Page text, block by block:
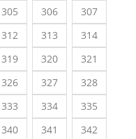
305 306
307
312 313
314
319 320
321
326 327
328
333 334
335
340 341
342